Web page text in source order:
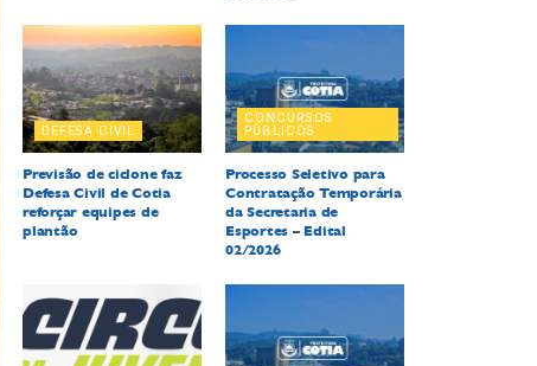
DEFESA CIVIL
Previsão de ciclone faz
Defesa Civil de Cotia
reforçar equipes de
plantão
CONCURSOS
PÚBLICOS
Processo Seletivo para
Contratação Temporária
da Secretaria de
Esportes – Edital
02/2026